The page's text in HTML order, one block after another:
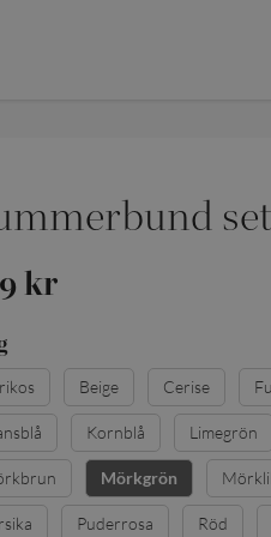
kr
Beige Cerise
Kornblå Limegrön
Mörkgrön
Puderrosa Röd